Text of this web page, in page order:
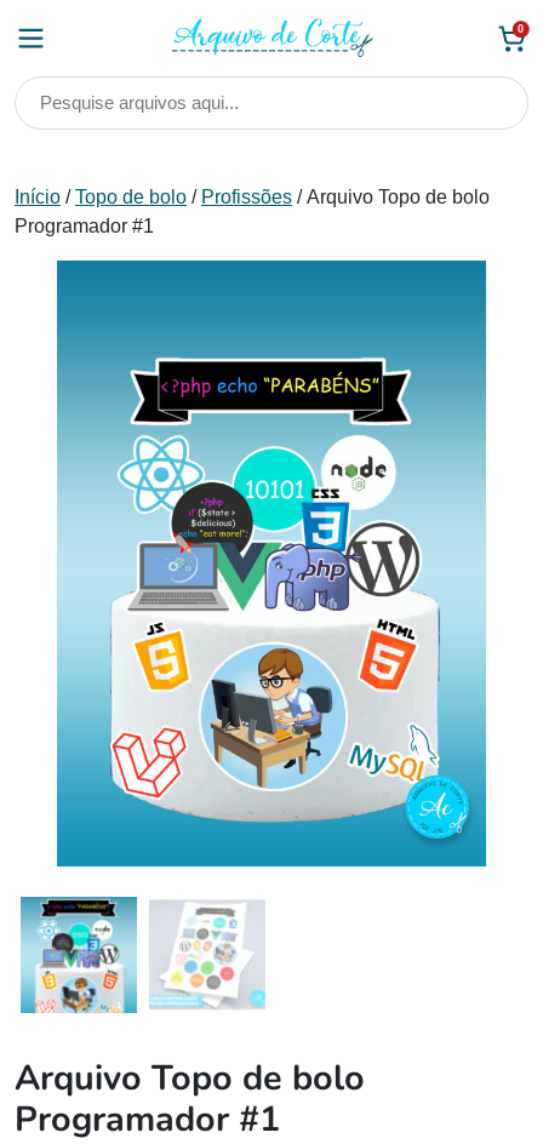
0
Início /Topo de bolo / Profissões / Arquivo Topo de bolo
Programador #1
Arquivo Topo de bolo
Programador #1